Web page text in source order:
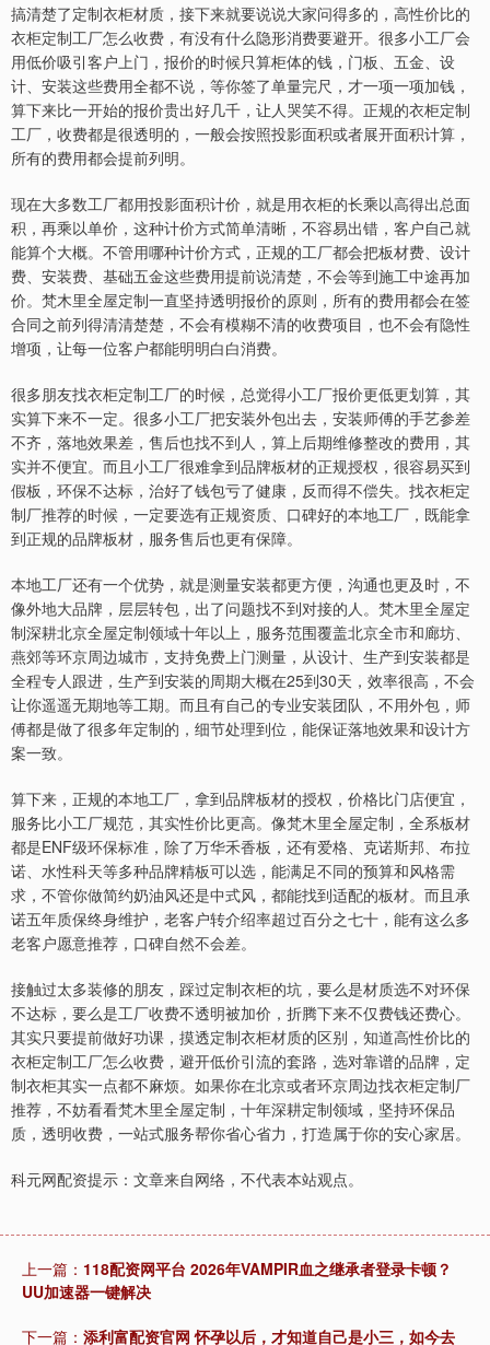
搞清楚了定制衣柜材质，接下来就要说说大家问得多的，高性价比的
衣柜定制工厂怎么收费，有没有什么隐形消费要避开。很多小工厂会
用低价吸引客户上门，报价的时候只算柜体的钱，门板、五金、设
计、安装这些费用全都不说，等你签了单量完尺，才一项一项加钱，
算下来比一开始的报价贵出好几千，让人哭笑不得。正规的衣柜定制
工厂，收费都是很透明的，一般会按照投影面积或者展开面积计算，
所有的费用都会提前列明。
现在大多数工厂都用投影面积计价，就是用衣柜的长乘以高得出总面
积，再乘以单价，这种计价方式简单清晰，不容易出错，客户自己就
能算个大概。不管用哪种计价方式，正规的工厂都会把板材费、设计
费、安装费、基础五金这些费用提前说清楚，不会等到施工中途再加
价。梵木里全屋定制一直坚持透明报价的原则，所有的费用都会在签
合同之前列得清清楚楚，不会有模糊不清的收费项目，也不会有隐性
增项，让每一位客户都能明明白白消费。
很多朋友找衣柜定制工厂的时候，总觉得小工厂报价更低更划算，其
实算下来不一定。很多小工厂把安装外包出去，安装师傅的手艺参差
不齐，落地效果差，售后也找不到人，算上后期维修整改的费用，其
实并不便宜。而且小工厂很难拿到品牌板材的正规授权，很容易买到
假板，环保不达标，治好了钱包亏了健康，反而得不偿失。找衣柜定
制厂推荐的时候，一定要选有正规资质、口碑好的本地工厂，既能拿
到正规的品牌板材，服务售后也更有保障。
本地工厂还有一个优势，就是测量安装都更方便，沟通也更及时，不
像外地大品牌，层层转包，出了问题找不到对接的人。梵木里全屋定
制深耕北京全屋定制领域十年以上，服务范围覆盖北京全市和廊坊、
燕郊等环京周边城市，支持免费上门测量，从设计、生产到安装都是
全程专人跟进，生产到安装的周期大概在25到30天，效率很高，不会
让你遥遥无期地等工期。而且有自己的专业安装团队，不用外包，师
傅都是做了很多年定制的，细节处理到位，能保证落地效果和设计方
案一致。
算下来，正规的本地工厂，拿到品牌板材的授权，价格比门店便宜，
服务比小工厂规范，其实性价比更高。像梵木里全屋定制，全系板材
都是ENF级环保标准，除了万华禾香板，还有爱格、克诺斯邦、布拉
诺、水性科天等多种品牌精板可以选，能满足不同的预算和风格需
求，不管你做简约奶油风还是中式风，都能找到适配的板材。而且承
诺五年质保终身维护，老客户转介绍率超过百分之七十，能有这么多
老客户愿意推荐，口碑自然不会差。
接触过太多装修的朋友，踩过定制衣柜的坑，要么是材质选不对环保
不达标，要么是工厂收费不透明被加价，折腾下来不仅费钱还费心。
其实只要提前做好功课，摸透定制衣柜材质的区别，知道高性价比的
衣柜定制工厂怎么收费，避开低价引流的套路，选对靠谱的品牌，定
制衣柜其实一点都不麻烦。如果你在北京或者环京周边找衣柜定制厂
推荐，不妨看看梵木里全屋定制，十年深耕定制领域，坚持环保品
质，透明收费，一站式服务帮你省心省力，打造属于你的安心家居。
科元网配资提示：文章来自网络，不代表本站观点。
上一篇： 118配资网平台 2026年VAMPIR血之继承者登录卡顿？
UU加速器一键解决
下一篇： 添利富配资官网 怀孕以后，才知道自己是小三，如今去